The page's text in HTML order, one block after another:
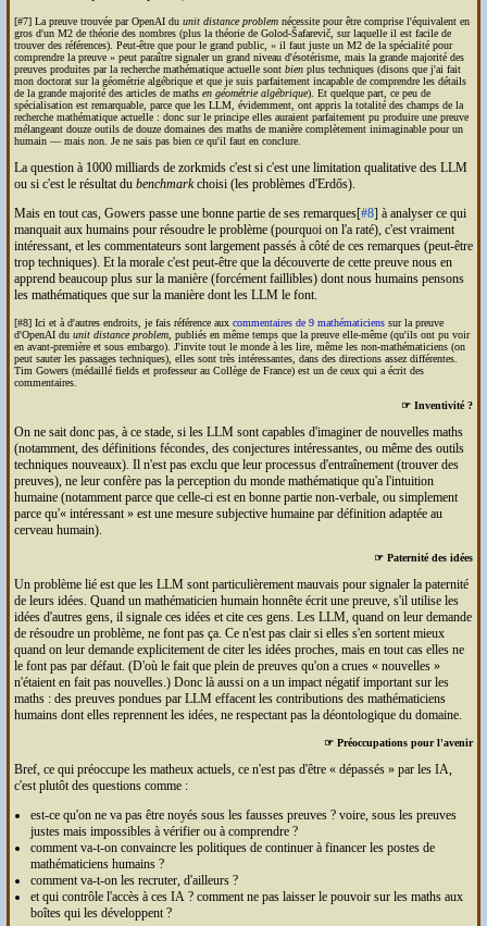
[#7] La preuve trouvée par OpenAIdu unit distance problemnécessite pour être comprise l'équivalent en
gros d'un M2 de théorie des nombres (plus la théorie de Golod-Šafarevič, sur laquelle il est facile de
trouver des références). Peut-être que pour le grand public,
il faut juste un M2 de la spécialité pour
comprendre la preuve
peut paraître signaler un grand niveau d'ésotérisme, mais la grande majorité des
preuves produites par la recherche mathématique actuelle sont bienplus techniques (disons que j'ai fait
mon doctorat sur la géométrie algébrique et que je suis parfaitement incapable de comprendre les détails
de la grande majorité des articles de maths en géométrie algébrique). Et quelque part, ce peu de
spécialisation est remarquable, parce que les LLM, évidemment, ont appris la totalité des champs de la
recherche mathématique actuelle : donc sur le principe elles auraient parfaitement pu produire une preuve
mélangeant douze outils de douze domaines des maths de manière complètement inimaginable pour un
humain — mais non. Je ne sais pas bien ce qu'il faut en conclure.
La question à 1000 milliards de zorkmids c'est si c'est une limitation qualitative des LLM
ou si c'est le résultat du benchmarkchoisi (les problèmes d'Erdős).
Mais en tout cas, Gowers passe une bonne partie de ses remarques[#8] à analyser ce qui
manquait aux humains pour résoudre le problème (pourquoi on l'a raté), c'est vraiment
intéressant, et les commentateurs sont largement passés à côté de ces remarques (peut-être
trop techniques). Et la morale c'est peut-être que la découverte de cette preuve nous en
apprend beaucoup plus sur la manière (forcément faillibles) dont nous humains pensons
les mathématiques que sur la manière dont les LLMle font.
[#8] Ici et à d'autres endroits, je fais référence aux commentaires de 9 mathématicienssur la preuve
d'OpenAIdu unit distance problem, publiés en même temps que la preuve elle-même (qu'ils ont pu voir
en avant-première et sous embargo). J'invite tout le monde à les lire, même les non-mathématiciens (on
peut sauter les passages techniques), elles sont très intéressantes, dans des directions assez différentes.
Tim Gowers (médaillé fields et professeur au Collège de France) est un de ceux qui a écrit des
commentaires.
☞ Inventivité ?
On ne sait donc pas, à ce stade, si les LLMsont capables d'imaginer de nouvelles maths
(notamment, des définitions fécondes, des conjectures intéressantes, ou même des outils
techniques nouveaux). Il n'est pas exclu que leur processus d'entraînement (trouver des
preuves), ne leur confère pas la perception du monde mathématique qu'a l'intuition
humaine (notamment parce que celle-ci est en bonne partie non-verbale, ou simplement
parce qu'« intéressant » est une mesure subjective humaine par définition adaptée au
cerveau humain).
☞ Paternité des idées
Un problème lié est que les LLMsont particulièrement mauvais pour signaler la paternité
de leurs idées. Quand un mathématicien humain honnête écrit une preuve, s'il utilise les
idées d'autres gens, il signale ces idées et cite ces gens. Les LLM, quand on leur demande
de résoudre un problème, ne font pas ça. Ce n'est pas clair si elles s'en sortent mieux
quand on leur demande explicitement de citer les idées proches, mais en tout cas elles ne
le font pas par défaut. (D'où le fait que plein de preuves qu'on a crues « nouvelles »
n'étaient en fait pas nouvelles.) Donc là aussi on a un impact négatif important sur les
maths : des preuves pondues par LLMeffacent les contributions des mathématiciens
humains dont elles reprennent les idées, ne respectant pas la déontologique du domaine.
☞ Préoccupations pour l'avenir
Bref, ce qui préoccupe les matheux actuels, ce n'est pas d'être « dépassés » par les IA,
c'est plutôt des questions comme :
est-ce qu'on ne va pas être noyés sous les fausses preuves ? voire, sous les preuves
justes mais impossibles à vérifier ou à comprendre ?
comment va-t-on convaincre les politiques de continuer à financer les postes de
mathématiciens humains ?
comment va-t-on les recruter, d'ailleurs ?
et qui contrôle l'accès à ces IA? comment ne pas laisser le pouvoir sur les maths aux
boîtes qui les développent ?